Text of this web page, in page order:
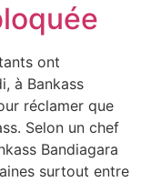
ont
à Bankass
réclamer que
Selon un chef
Bandiagara
surtout entre